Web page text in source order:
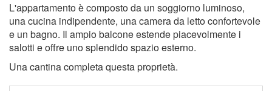
L'appartamento è composto da un soggiorno luminoso,
una cucina indipendente, una camera da letto confortevole
e un bagno. Il ampio balcone estende piacevolmente i
salotti e offre uno splendido spazio esterno.
Una cantina completa questa proprietà.